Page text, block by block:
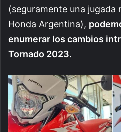
(seguramente una
Honda Argentina),
enumerar los cambios
Tornado 2023.